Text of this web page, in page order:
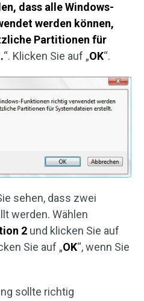
dass alle Windows-
werden können,
Partitionen für
“. Klicken Sie auf „OK“.
sehen, dass zwei
werden. Wählen
2 und klicken Sie auf
Sie auf „OK“, wenn Sie
sollte richtig